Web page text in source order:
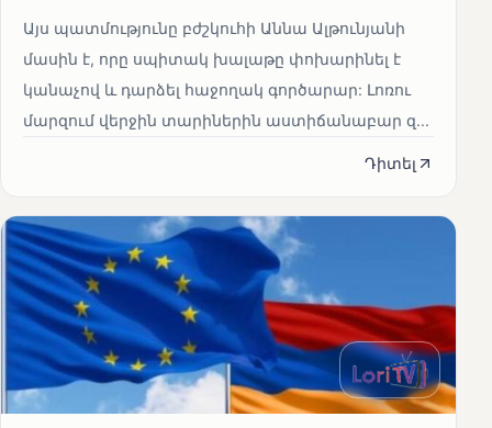
Այս պատմությունը բժշկուհի Աննա Ալթունյանի
մասին է, որը սպիտակ խալաթը փոխարինել է
կանաչով և դարձել հաջողակ գործարար: Լոռու
մարզում վերջին տարիներին աստիճանաբար զ...
Դիտել